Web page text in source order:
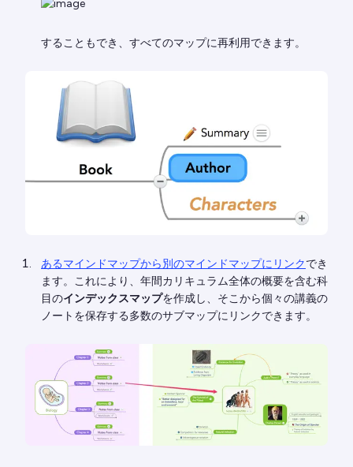
することもでき、すべてのマップに再利用できます。
あるマインドマップから別のマインドマップにリンクでき
ます。これにより、年間カリキュラム全体の概要を含む科
目のインデックスマップを作成し、そこから個々の講義の
ノートを保存する多数のサブマップにリンクできます。